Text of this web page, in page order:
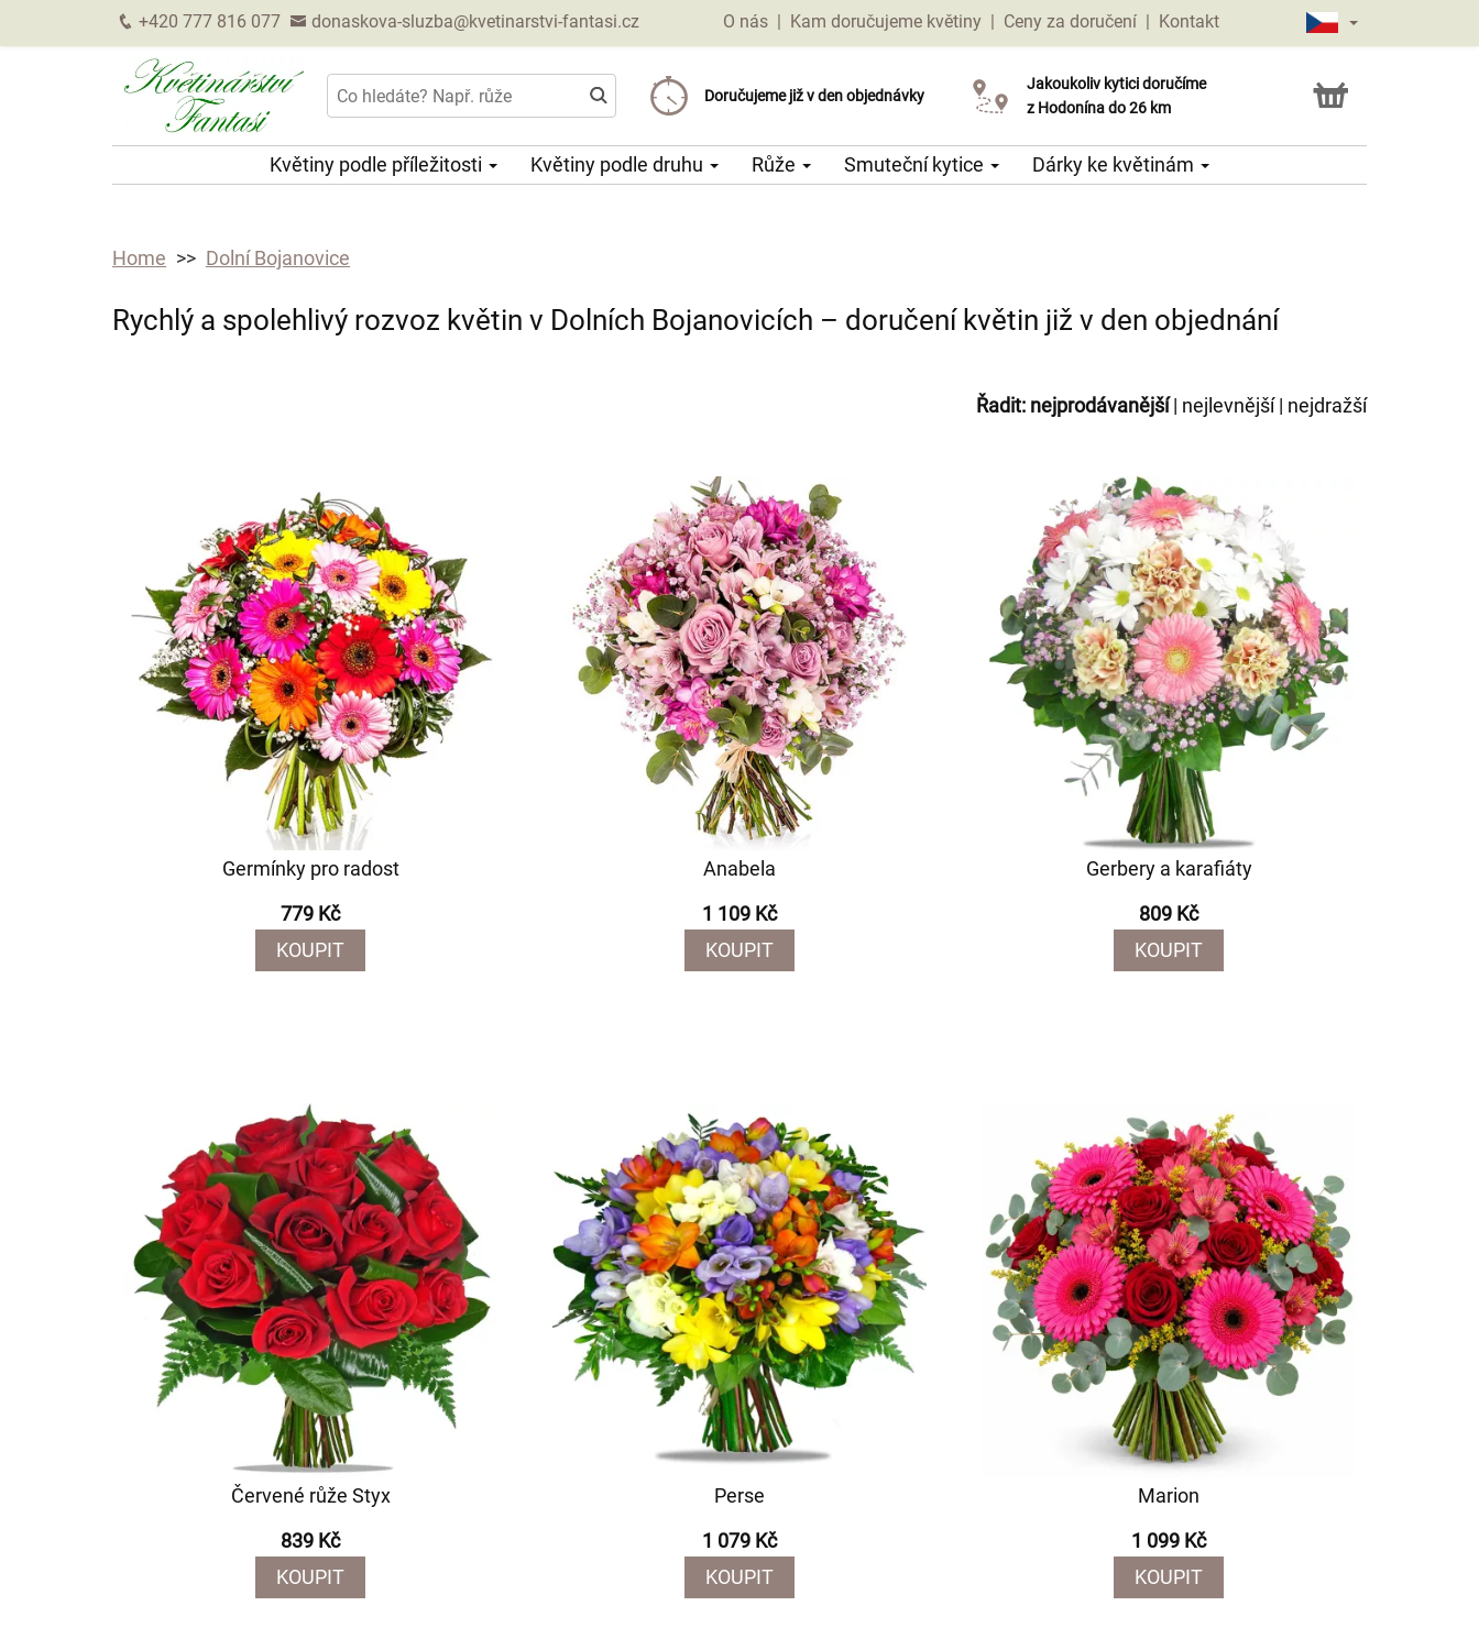
+420 777 816 077 donaskova-sluzba@kvetinarstvi-fantasi.cz O nás | Kam doručujeme květiny | Ceny za doručení | Kontakt
Doručujeme již v den objednávky
Doručujeme již od 69 Kč
Možný výběr času a dne doručení
Jakoukoliv kytici doručíme
z Hodonína do 26 km
Možnost vyzvednout v naší květince
Květiny podle příležitosti Květiny podle druhu Růže Smuteční kytice Dárky ke květinám
Home Dolní Bojanovice
Rychlý a spolehlivý rozvoz květin v Dolních Bojanovicích – doručení květin již v den objednání
Řadit: nejprodávanější| nejlevnější| nejdražší
Germínky pro radost
779 Kč
KOUPIT
Anabela
1 109 Kč
KOUPIT
Gerbery a karafiáty
809 Kč
KOUPIT
Červené růže Styx
839 Kč
KOUPIT
Perse
1 079 Kč
KOUPIT
Marion
1 099 Kč
KOUPIT